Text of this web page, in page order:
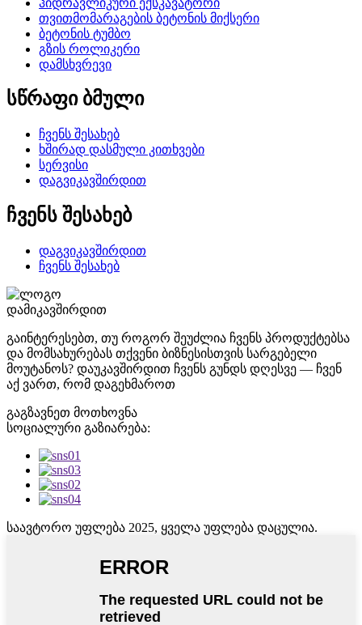
თვითმომარაგების ბეტონის მიქსერი
ბეტონის ტუმბო
გზის როლიკერი
დამსხვრევი
სწრაფი ბმული
ჩვენს შესახებ
ხშირად დასმული კითხვები
სერვისი
დაგვიკავშირდით
ჩვენს შესახებ
დაგვიკავშირდით
ჩვენს შესახებ
დამიკავშირდით
გაინტერესებთ, თუ როგორ შეუძლია ჩვენს პროდუქტებსა
და მომსახურებას თქვენი ბიზნესისთვის სარგებელი
მოუტანოს? დაუკავშირდით ჩვენს გუნდს დღესვე — ჩვენ
აქ ვართ, რომ დაგეხმაროთ
გაგზავნეთ მოთხოვნა
სოციალური გაზიარება:
საავტორო უფლება 2025, ყველა უფლება დაცულია.